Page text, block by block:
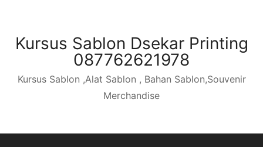
contentKursus Sablon Dsekar Printing
087762621978
Kursus Sablon ,Alat Sablon , Bahan Sablon,Souvenir
Merchandise